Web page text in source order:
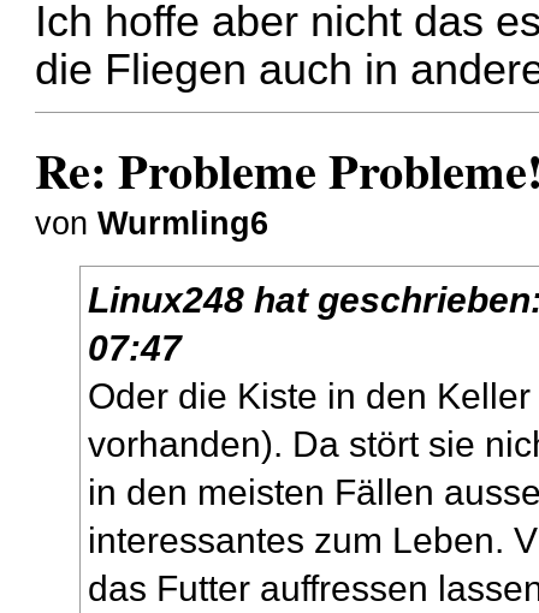
Ich hoffe aber nicht das
die Fliegen auch in
Re: Probleme
vonWurmling6
Linux248 hat
07:47
Oder die Kiste in den
vorhanden). Da stört sie
in den meisten Fällen
interessantes zum Leben.
das Futter auffressen